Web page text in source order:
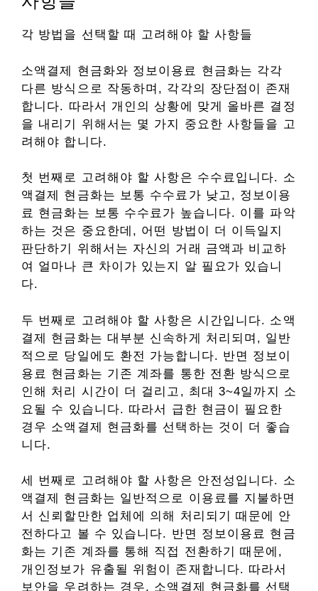
각 방법을 선택할 때 고려해야 할 사항들
소액결제 현금화와 정보이용료 현금화는 각각
다른 방식으로 작동하며, 각각의 장단점이 존재
합니다. 따라서 개인의 상황에 맞게 올바른 결정
을 내리기 위해서는 몇 가지 중요한 사항들을 고
려해야 합니다.
첫 번째로 고려해야 할 사항은 수수료입니다. 소
액결제 현금화는 보통 수수료가 낮고, 정보이용
료 현금화는 보통 수수료가 높습니다. 이를 파악
하는 것은 중요한데, 어떤 방법이 더 이득일지
판단하기 위해서는 자신의 거래 금액과 비교하
여 얼마나 큰 차이가 있는지 알 필요가 있습니
다.
두 번째로 고려해야 할 사항은 시간입니다. 소액
결제 현금화는 대부분 신속하게 처리되며, 일반
적으로 당일에도 환전 가능합니다. 반면 정보이
용료 현금화는 기존 계좌를 통한 전환 방식으로
인해 처리 시간이 더 걸리고, 최대 3~4일까지 소
요될 수 있습니다. 따라서 급한 현금이 필요한
경우 소액결제 현금화를 선택하는 것이 더 좋습
니다.
세 번째로 고려해야 할 사항은 안전성입니다. 소
액결제 현금화는 일반적으로 이용료를 지불하면
서 신뢰할만한 업체에 의해 처리되기 때문에 안
전하다고 볼 수 있습니다. 반면 정보이용료 현금
화는 기존 계좌를 통해 직접 전환하기 때문에,
개인정보가 유출될 위험이 존재합니다. 따라서
보안을 우려하는 경우, 소액결제 현금화를 선택